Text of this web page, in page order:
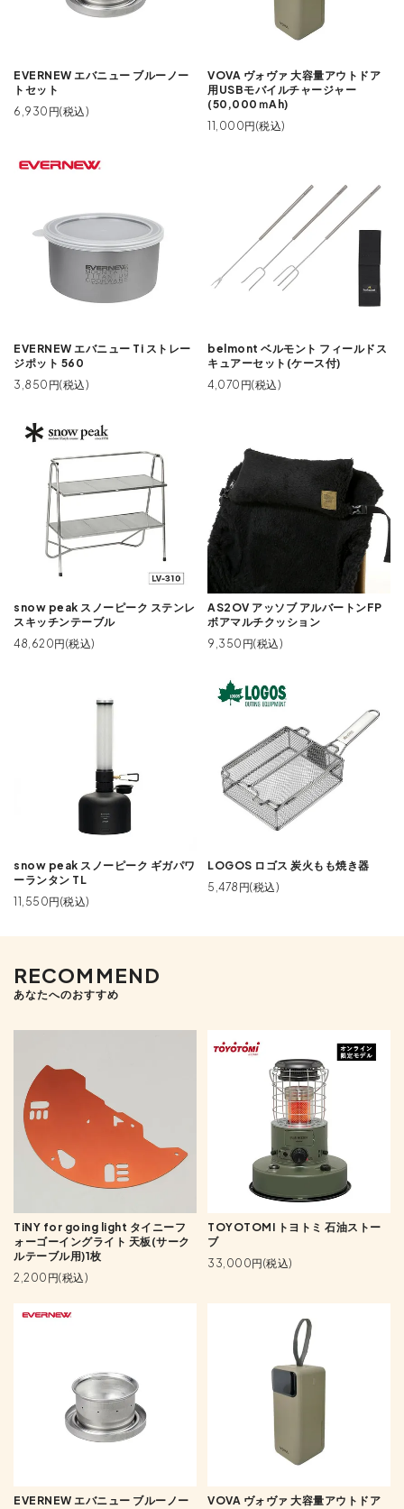
EVERNEW エバニュー ブルーノー
トセット
6,930円(税込)
VOVA ヴォヴァ 大容量アウトドア
用USBモバイルチャージャー
(50,000ｍAh)
11,000円(税込)
EVERNEW エバニュー Ti ストレー
ジポット 560
3,850円(税込)
belmont ベルモント フィールドス
キュアーセット(ケース付)
4,070円(税込)
snow peak スノーピーク ステンレ
スキッチンテーブル
48,620円(税込)
AS2OV アッソブ アルバートンFP
ボアマルチクッション
9,350円(税込)
snow peak スノーピーク ギガパワ
ーランタン TL
11,550円(税込)
LOGOS ロゴス 炭火もも焼き器
5,478円(税込)
RECOMMEND
あなたへのおすすめ
TiNY for going light タイニーフ
ォーゴーイングライト 天板(サーク
ルテーブル用)1枚
2,200円(税込)
TOYOTOMI トヨトミ 石油ストー
ブ
33,000円(税込)
EVERNEW エバニュー ブルーノー
VOVA ヴォヴァ 大容量アウトドア